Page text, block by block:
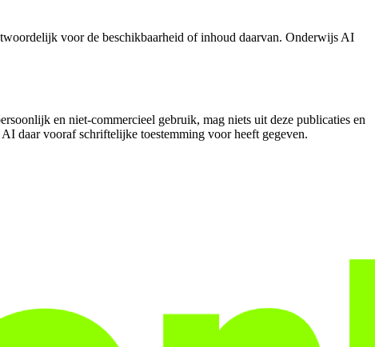
voor de beschikbaarheid of inhoud daarvan. Onderwijs AI
en niet-commercieel gebruik, mag niets uit deze publicaties en
daar vooraf schriftelijke toestemming voor heeft gegeven.